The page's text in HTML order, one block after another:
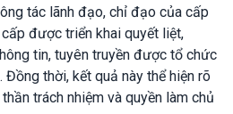
tác lãnh đạo, chỉ đạo của cấp
cấp được triển khai quyết liệt,
tin, tuyên truyền được tổ chức
Đồng thời, kết quả này thể hiện rõ
trách nhiệm và quyền làm chủ